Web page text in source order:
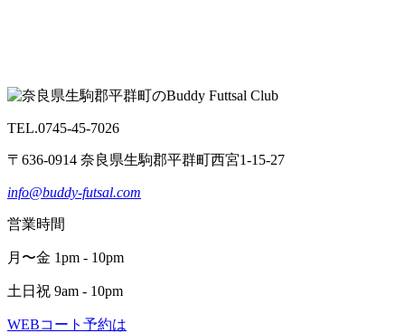
TEL.0745-45-7026
〒636-0914 奈良県生駒郡平群町西宮1-15-27
info@buddy-futsal.com
営業時間
月〜金 1pm - 10pm
土日祝 9am - 10pm
WEBコート予約は